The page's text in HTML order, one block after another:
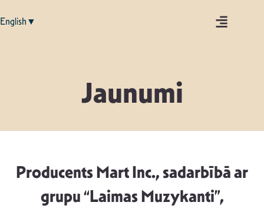
English▼
Jaunumi
Producents Mart Inc., sadarbībā ar
grupu “Laimas Muzykanti”,